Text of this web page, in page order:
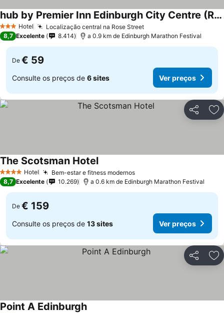
3 EstrelasHotel Localização central na Rose Street
hub by Premier Inn Edinburgh City Centre (Rose Street) hotel
8,7 Excelente 8.414 a 0.9 km de Edinburgh Marathon Festival
De € 59
Consulte os preços de 6 sites Ver preços
Partilhar
4 EstrelasHotel Bem-estar e fitness modernos
The Scotsman Hotel
8,7 Excelente 10.269 a 0.6 km de Edinburgh Marathon Festival
De € 159
Consulte os preços de 13 sites Ver preços
Partilhar
Point A Edinburgh